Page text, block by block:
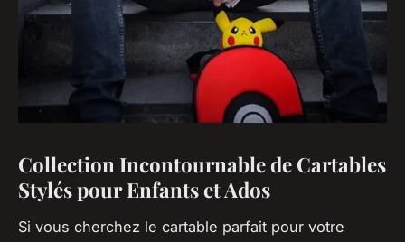
Collection Incontournable de Cartables
Stylés pour Enfants et Ados
Si vous cherchez le cartable parfait pour votre